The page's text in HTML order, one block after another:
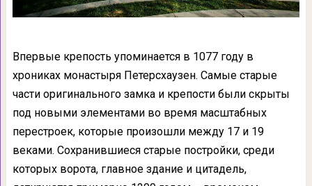
Впервые крепость упоминается в 1077 году в
хрониках монастыря Петерсхаузен. Самые старые
части оригинального замка и крепости были скрыты
под новыми элементами во время масштабных
перестроек, которые произошли между 17 и 19
веками. Сохранившиеся старые постройки, среди
которых ворота, главное здание и цитадель,